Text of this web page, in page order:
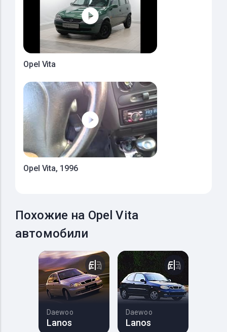
Opel Vita
Opel Vita, 1996
Похожие на Opel Vita
автомобили
Daewoo
Lanos
Daewoo
Lanos